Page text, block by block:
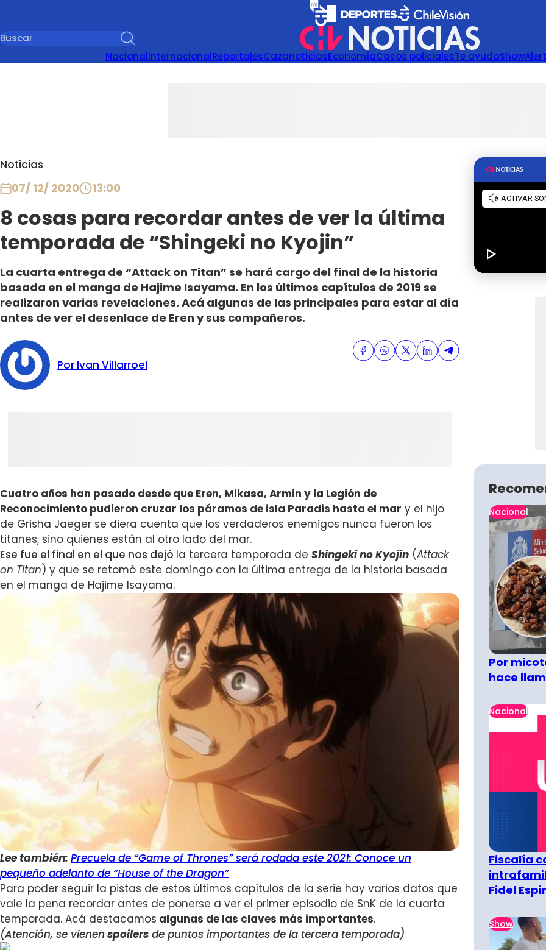
NacionalInternacionalReportajesCazanoticiasEconomíaCasos policialesTe ayudaShow
Noticias
07/ 12/ 2020 13:00
8 cosas para recordar antes de ver la última
temporada de “Shingeki no Kyojin”
La cuarta entrega de “Attack on Titan” se hará cargo del final de la historia
basada en el manga de Hajime Isayama. En los últimos capítulos de 2019 se
realizaron varias revelaciones. Acá algunas de las principales para estar al día
antes de ver el desenlace de Eren y sus compañeros.
Por Ivan Villarroel
Cuatro años han pasado desde que Eren, Mikasa, Armin y la Legión de
Reconocimiento pudieron cruzar los páramos de isla Paradis hasta el mar y el hijo
de Grisha Jaeger se diera cuenta que los verdaderos enemigos nunca fueron los
titanes, sino quienes están al otro lado del mar.
Ese fue el final en el que nos dejó la tercera temporada de Shingeki no Kyojin (Attack
on Titan) y que se retomó este domingo con la última entrega de la historia basada
en el manga de Hajime Isayama.
Lee también: Precuela de “Game of Thrones” será rodada este 2021: Conoce un
pequeño adelanto de “House of the Dragon”
Para poder seguir la pistas de estos últimos capítulos de la serie hay varios datos que
vale la pena recordar antes de ponerse a ver el primer episodio de SnK de la cuarta
temporada. Acá destacamos algunas de las claves más importantes.
(Atención, se vienen spoilers de puntos importantes de la tercera temporada)
Nacional
Por
hace
Nacional
Fiscalía
Fidel
Show